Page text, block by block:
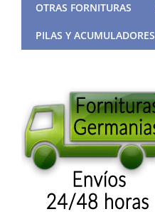
OTRAS FORNITURAS
PILAS Y ACUMULADORES